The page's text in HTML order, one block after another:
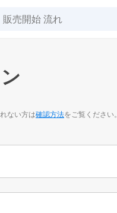
ない方は確認方法をご覧ください。